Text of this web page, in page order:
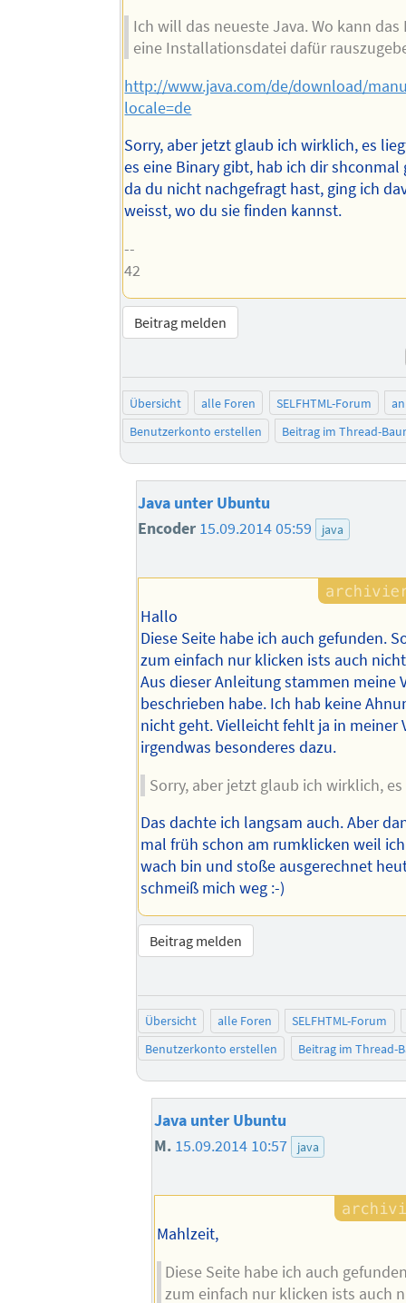
Ich will das neueste Java. Wo kann
eine Installationsdatei dafür
http://www.java.com/de/download/
locale=de
Sorry, aber jetzt glaub ich wirklich, es
es eine Binary gibt, hab ich dir shconmal
da du nicht nachgefragt hast, ging ich
weisst, wo du sie finden kannst.
--
42
Beitrag melden
Übersicht alle Foren SELFHTML-Forum
Benutzerkonto erstellen
Beitrag im Thread-
Java unter Ubuntu
Encoder 15.09.2014 05:59 java
Hallo
Diese Seite habe ich auch gefunden.
zum einfach nur klicken ists auch
Aus dieser Anleitung stammen meine
beschrieben habe. Ich hab keine
nicht geht. Vielleicht fehlt ja in meiner
irgendwas besonderes dazu.
Sorry, aber jetzt glaub ich wirklich,
Das dachte ich langsam auch. Aber
mal früh schon am rumklicken weil
wach bin und stoße ausgerechnet
schmeiß mich weg :-)
Beitrag melden
Übersicht alle Foren
SELFHTML-Forum
Benutzerkonto erstellen
Beitrag im Thread-
Java unter Ubuntu
M. 15.09.2014 10:57 java
Mahlzeit,
Diese Seite habe ich auch
zum einfach nur klicken ists auch